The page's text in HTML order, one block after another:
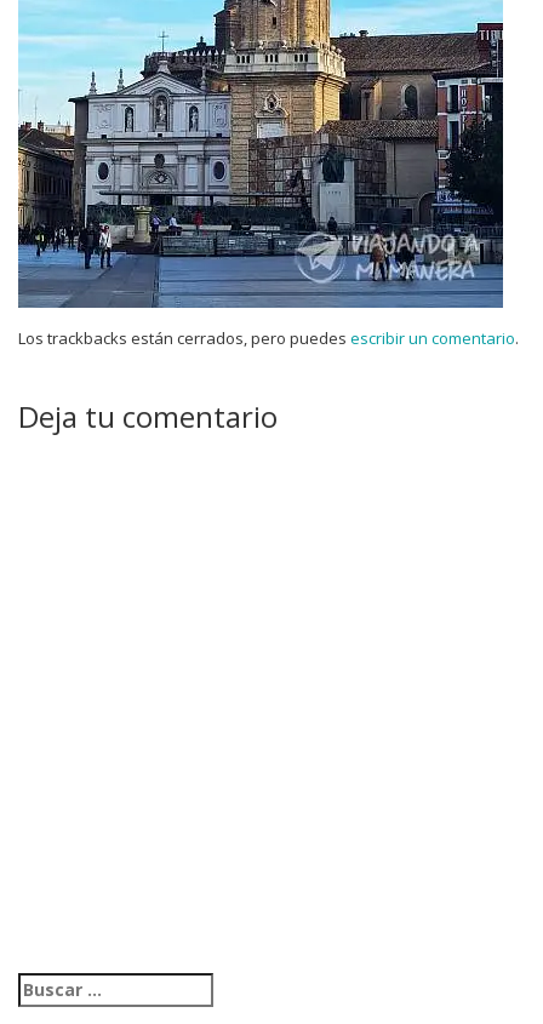
Los trackbacks están cerrados, pero puedes escribir un comentario.
Deja tu comentario